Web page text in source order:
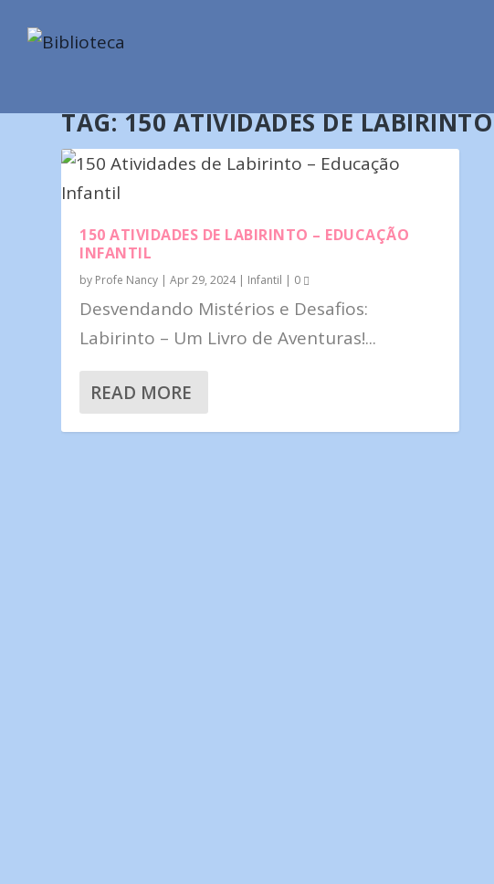
TAG:150 ATIVIDADES DE LABIRINTO
150 ATIVIDADES DE LABIRINTO – EDUCAÇÃO
INFANTIL
by Profe Nancy |Apr 29, 2024| Infantil | 0
Desvendando Mistérios e Desafios:
Labirinto – Um Livro de Aventuras!...
READ MORE